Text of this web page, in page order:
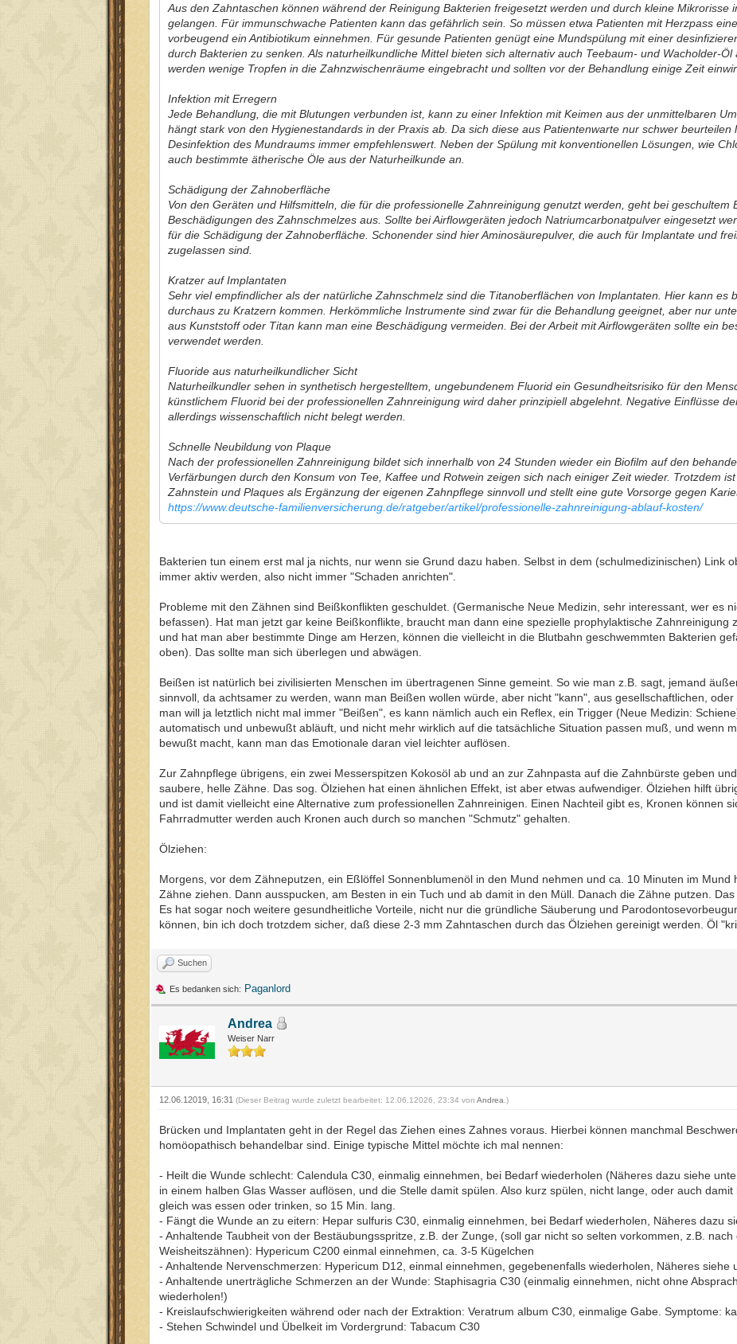
Aus den Zahntaschen können während der Reinigung Bakterien freigesetzt werden und durch kleine Mikrorisse
gelangen. Für immunschwache Patienten kann das gefährlich sein. So müssen etwa Patienten mit Herzpass
vorbeugend ein Antibiotikum einnehmen. Für gesunde Patienten genügt eine Mundspülung mit einer
durch Bakterien zu senken. Als naturheilkundliche Mittel bieten sich alternativ auch Teebaum- und Wacholder-Öl
werden wenige Tropfen in die Zahnzwischenräume eingebracht und sollten vor der Behandlung einige Zeit
Infektion mit Erregern
Jede Behandlung, die mit Blutungen verbunden ist, kann zu einer Infektion mit Keimen aus der unmittelbaren
hängt stark von den Hygienestandards in der Praxis ab. Da sich diese aus Patientenwarte nur schwer beurteilen
Desinfektion des Mundraums immer empfehlenswert. Neben der Spülung mit konventionellen Lösungen, wie
auch bestimmte ätherische Öle aus der Naturheilkunde an.
Schädigung der Zahnoberfläche
Von den Geräten und Hilfsmitteln, die für die professionelle Zahnreinigung genutzt werden, geht bei geschultem
Beschädigungen des Zahnschmelzes aus. Sollte bei Airflowgeräten jedoch Natriumcarbonatpulver eingesetzt
für die Schädigung der Zahnoberfläche. Schonender sind hier Aminosäurepulver, die auch für Implantate und
zugelassen sind.
Kratzer auf Implantaten
Sehr viel empfindlicher als der natürliche Zahnschmelz sind die Titanoberflächen von Implantaten. Hier kann es
durchaus zu Kratzern kommen. Herkömmliche Instrumente sind zwar für die Behandlung geeignet, aber nur
aus Kunststoff oder Titan kann man eine Beschädigung vermeiden. Bei der Arbeit mit Airflowgeräten sollte ein
verwendet werden.
Fluoride aus naturheilkundlicher Sicht
Naturheilkundler sehen in synthetisch hergestelltem, ungebundenem Fluorid ein Gesundheitsrisiko für den
künstlichem Fluorid bei der professionellen Zahnreinigung wird daher prinzipiell abgelehnt. Negative Einflüsse
allerdings wissenschaftlich nicht belegt werden.
Schnelle Neubildung von Plaque
Nach der professionellen Zahnreinigung bildet sich innerhalb von 24 Stunden wieder ein Biofilm auf den
Verfärbungen durch den Konsum von Tee, Kaffee und Rotwein zeigen sich nach einiger Zeit wieder. Trotzdem
Zahnstein und Plaques als Ergänzung der eigenen Zahnpflege sinnvoll und stellt eine gute Vorsorge gegen
https://www.deutsche-familienversicherung.de/ratgeber/artikel/professionelle-zahnreinigung-ablauf-kosten/
Bakterien tun einem erst mal ja nichts, nur wenn sie Grund dazu haben. Selbst in dem (schulmedizinischen) Link
immer aktiv werden, also nicht immer "Schaden anrichten".
Probleme mit den Zähnen sind Beißkonflikten geschuldet. (Germanische Neue Medizin, sehr interessant, wer es
befassen). Hat man jetzt gar keine Beißkonflikte, braucht man dann eine spezielle prophylaktische Zahnreinigung
und hat man aber bestimmte Dinge am Herzen, können die vielleicht in die Blutbahn geschwemmten Bakterien
oben). Das sollte man sich überlegen und abwägen.
Beißen ist natürlich bei zivilisierten Menschen im übertragenen Sinne gemeint. So wie man z.B. sagt, jemand
sinnvoll, da achtsamer zu werden, wann man Beißen wollen würde, aber nicht "kann", aus gesellschaftlichen,
man will ja letztlich nicht mal immer "Beißen", es kann nämlich auch ein Reflex, ein Trigger (Neue Medizin:
automatisch und unbewußt abläuft, und nicht mehr wirklich auf die tatsächliche Situation passen muß, und wenn
bewußt macht, kann man das Emotionale daran viel leichter auflösen.
Zur Zahnpflege übrigens, ein zwei Messerspitzen Kokosöl ab und an zur Zahnpasta auf die Zahnbürste geben
saubere, helle Zähne. Das sog. Ölziehen hat einen ähnlichen Effekt, ist aber etwas aufwendiger. Ölziehen hilft
und ist damit vielleicht eine Alternative zum professionellen Zahnreinigen. Einen Nachteil gibt es, Kronen können
Fahrradmutter werden auch Kronen auch durch so manchen "Schmutz" gehalten.
Ölziehen:
Morgens, vor dem Zähneputzen, ein Eßlöffel Sonnenblumenöl in den Mund nehmen und ca. 10 Minuten im Mund
Zähne ziehen. Dann ausspucken, am Besten in ein Tuch und ab damit in den Müll. Danach die Zähne putzen. Das
Es hat sogar noch weitere gesundheitliche Vorteile, nicht nur die gründliche Säuberung und
können, bin ich doch trotzdem sicher, daß diese 2-3 mm Zahntaschen durch das Ölziehen gereinigt werden. Öl
Suchen
Es bedanken sich: Paganlord
Andrea
Weiser Narr
12.06.12019, 16:31 (Dieser Beitrag wurde zuletzt bearbeitet: 12.06.12026, 23:34 von Andrea .)
Brücken und Implantaten geht in der Regel das Ziehen eines Zahnes voraus. Hierbei können manchmal
homöopathisch behandelbar sind. Einige typische Mittel möchte ich mal nennen:
- Heilt die Wunde schlecht: Calendula C30, einmalig einnehmen, bei Bedarf wiederholen (Näheres dazu siehe
in einem halben Glas Wasser auflösen, und die Stelle damit spülen. Also kurz spülen, nicht lange, oder auch
gleich was essen oder trinken, so 15 Min. lang.
- Fängt die Wunde an zu eitern: Hepar sulfuris C30, einmalig einnehmen, bei Bedarf wiederholen, Näheres dazu
- Anhaltende Taubheit von der Bestäubungsspritze, z.B. der Zunge, (soll gar nicht so selten vorkommen, z.B. nach
Weisheitszähnen): Hypericum C200 einmal einnehmen, ca. 3-5 Kügelchen
- Anhaltende Nervenschmerzen: Hypericum D12, einmal einnehmen, gegebenenfalls wiederholen, Näheres siehe
- Anhaltende unerträgliche Schmerzen an der Wunde: Staphisagria C30 (einmalig einnehmen, nicht ohne
wiederholen!)
- Kreislaufschwierigkeiten während oder nach der Extraktion: Veratrum album C30, einmalige Gabe. Symptome:
- Stehen Schwindel und Übelkeit im Vordergrund: Tabacum C30